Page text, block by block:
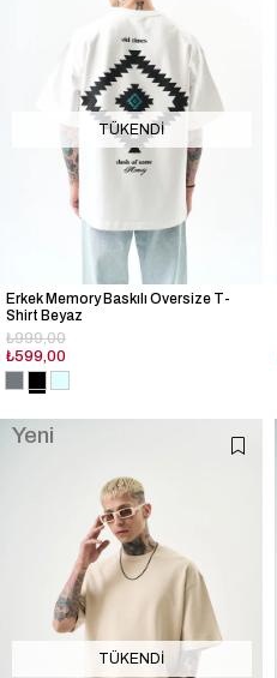
TÜKENDI
Erkek Memory Baskılı Oversize T-
Shirt Beyaz
₺599,00
₺999,00
TÜKENDI
Yeni